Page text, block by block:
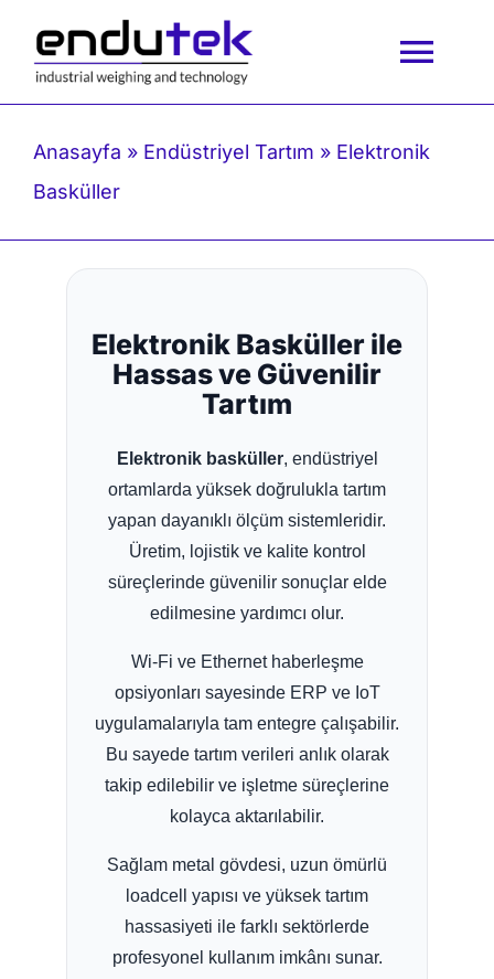
Anasayfa
Ürünlerimiz
Anasayfa » Endüstriyel Tartım » Elektronik
Basküller
Elektronik Basküller ile
Hassas ve Güvenilir
Tartım
Elektronik basküller, endüstriyel
ortamlarda yüksek doğrulukla tartım
yapan dayanıklı ölçüm sistemleridir.
Üretim, lojistik ve kalite kontrol
süreçlerinde güvenilir sonuçlar elde
edilmesine yardımcı olur.
Wi-Fi ve Ethernet haberleşme
opsiyonları sayesinde ERP ve IoT
uygulamalarıyla tam entegre çalışabilir.
Bu sayede tartım verileri anlık olarak
takip edilebilir ve işletme süreçlerine
kolayca aktarılabilir.
Sağlam metal gövdesi, uzun ömürlü
loadcell yapısı ve yüksek tartım
hassasiyeti ile farklı sektörlerde
profesyonel kullanım imkânı sunar.